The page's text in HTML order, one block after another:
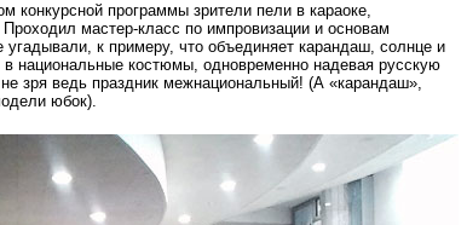
конкурсной программы зрители пели в караоке,
мастер-класс по импровизации и основам
к примеру, что объединяет карандаш, солнце и
национальные костюмы, одновременно надевая русскую
зря ведь праздник межнациональный! (А «карандаш»,
юбок).